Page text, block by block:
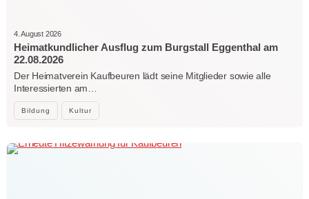
Bildung Kultur
4. August 2026
Heimatkundlicher Ausflug zum Burgstall Eggenthal am
22.08.2026
Der Heimatverein Kaufbeuren lädt seine Mitglieder sowie alle
Interessierten am…